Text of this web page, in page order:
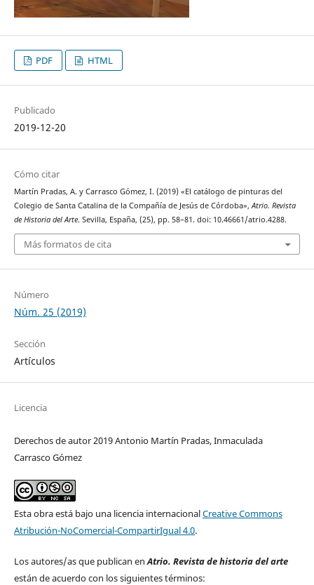
PDF HTML
Publicado
2019-12-20
Cómo citar
Martín Pradas, A. y Carrasco Gómez, I. (2019) «El catálogo de pinturas del
Colegio de Santa Catalina de la Compañía de Jesús de Córdoba»,Atrio. Revista
de Historia del Arte. Sevilla, España, (25), pp. 58–81. doi: 10.46661/atrio.4288.
Más formatos de cita
Número
Núm. 25 (2019)
Sección
Artículos
Licencia
Derechos de autor 2019 Antonio Martín Pradas, Inmaculada
Carrasco Gómez
Esta obra está bajo una licencia internacionalCreative Commons
Atribución-NoComercial-CompartirIgual 4.0.
Los autores/as que publican en Atrio. Revista de historia del arte
están de acuerdo con los siguientes términos: